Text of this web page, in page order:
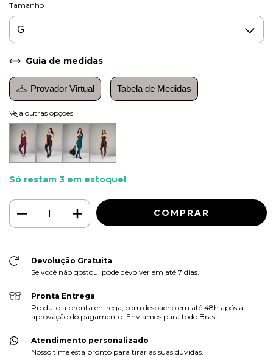
Tamanho
Guia de medidas
Provador Virtual Tabela de Medidas
Veja outras opções
Só restam 3 em estoque!
Devolução Gratuita
Se você não gostou, pode devolver em até 7 dias.
Pronta Entrega
Produto a pronta entrega, com despacho em até 48h após a
aprovação do pagamento. Enviamos para todo Brasil.
Atendimento personalizado
Nosso time está pronto para tirar as suas dúvidas.